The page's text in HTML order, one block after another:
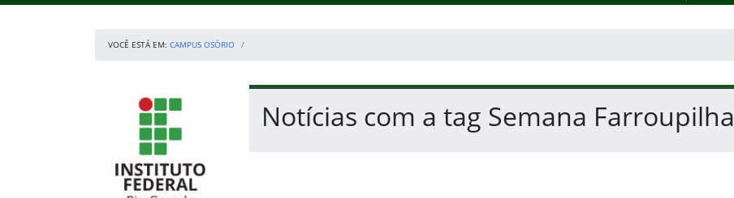
VOCÊ ESTÁ EM: CAMPUS OSÓRIO
Início da navegação Início do conteúdo
Notícias com a tag Semana Farroupilha